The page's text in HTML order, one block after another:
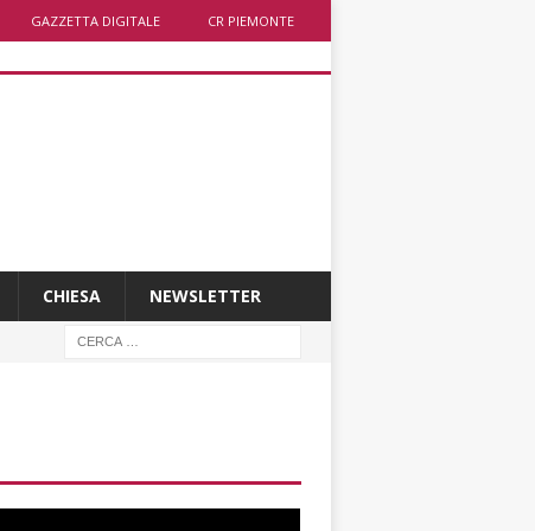
GAZZETTA DIGITALE CR PIEMONTE
CHIESA NEWSLETTER